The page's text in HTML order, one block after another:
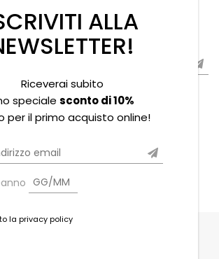
ALLA
Riceverai subito
speciale sconto di 10%
per il primo acquisto online!
la privacy policy